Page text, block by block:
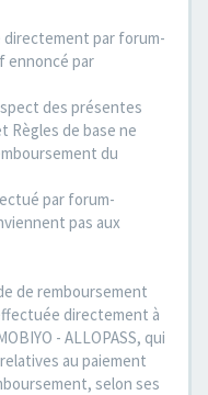
directement par forum-
ennoncé par
des présentes
Règles de base ne
du
par forum-
pas aux
de remboursement
directement à
- ALLOPASS, qui
au paiement
selon ses